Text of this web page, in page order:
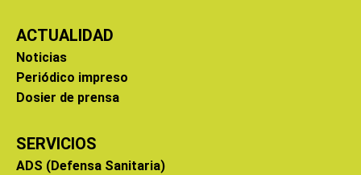
ACTUALIDAD
Noticias
Periódico impreso
Dosier de prensa
SERVICIOS
ADS (Defensa Sanitaria)